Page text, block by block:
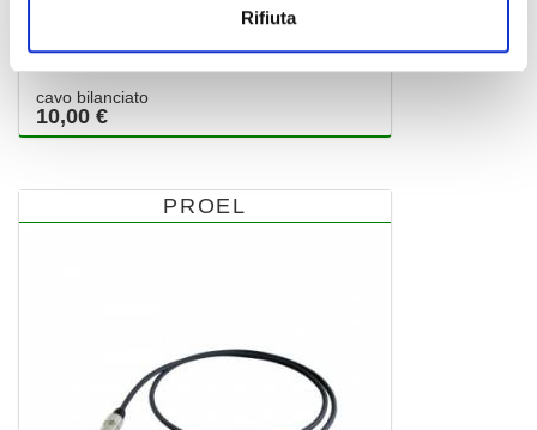
Rifiuta
STAGE335LU3 3MT
cavo bilanciato
10,00 €
PROEL